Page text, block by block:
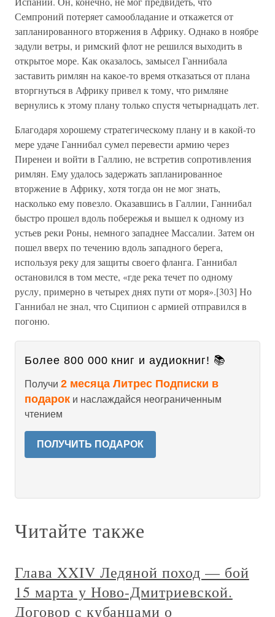
Семпроний потеряет самообладание и откажется от
запланированного вторжения в Африку. Однако в ноябре
задули ветры, и римский флот не решился выходить в
открытое море. Как оказалось, замысел Ганнибала
заставить римлян на какое-то время отказаться от плана
вторгнуться в Африку привел к тому, что римляне
вернулись к этому плану только спустя четырнадцать лет.
Благодаря хорошему стратегическому плану и в какой-то
мере удаче Ганнибал сумел перевести армию через
Пиренеи и войти в Галлию, не встретив сопротивления
римлян. Ему удалось задержать запланированное
вторжение в Африку, хотя тогда он не мог знать,
насколько ему повезло. Оказавшись в Галлии, Ганнибал
быстро прошел вдоль побережья и вышел к одному из
устьев реки Роны, немного западнее Массалии. Затем он
пошел вверх по течению вдоль западного берега,
используя реку для защиты своего фланга. Ганнибал
остановился в том месте, «где река течет по одному
руслу, примерно в четырех днях пути от моря».[303] Но
Ганнибал не знал, что Сципион с армией отправился в
погоню.
Более 800 000 книг и аудиокниг! 📚
Получи 2 месяца Литрес Подписки в
подарок и наслаждайся неограниченным
чтением
ПОЛУЧИТЬ ПОДАРОК
Читайте также
Глава XXIV Ледяной поход — бой
15 марта у Ново-Дмитриевской.
Договор с кубанцами о